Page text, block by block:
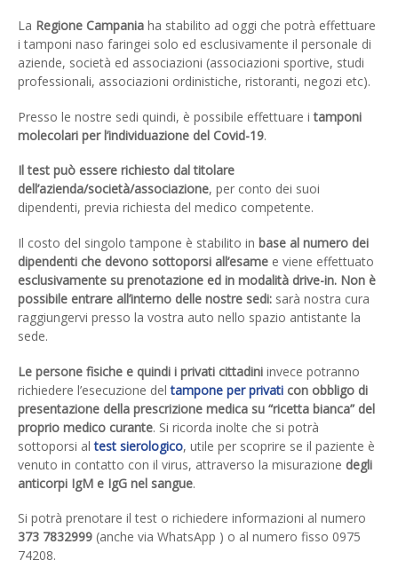
informazioni e prenota presso i
nostri Centri Analisi Biochimica
nel Vallo di Diano
La Regione Campania ha stabilito ad oggi che potrà effettuare
i tamponi naso faringei solo ed esclusivamente il personale di
aziende, società ed associazioni (associazioni sportive, studi
professionali, associazioni ordinistiche, ristoranti, negozi etc).
Presso le nostre sedi quindi, è possibile effettuare itamponi
molecolari per l’individuazione del Covid-19.
Il test può essere richiesto dal titolare
dell’azienda/società/associazione, per conto dei suoi
dipendenti, previa richiesta del medico competente.
Il costo del singolo tampone è stabilito in base al numero dei
dipendenti che devono sottoporsi all’esame e viene effettuato
esclusivamente su prenotazione ed in modalità drive-in. Non è
possibile entrare all’interno delle nostre sedi: sarà nostra cura
raggiungervi presso la vostra auto nello spazio antistante la
sede.
Le persone fisiche e quindi i privati cittadini invece potranno
richiedere l’esecuzione deltampone per privati con obbligo di
presentazione della prescrizione medica su “ricetta bianca” del
proprio medico curante. Si ricorda inolte che si potrà
sottoporsi altest sierologico, utile per scoprire se il paziente è
venuto in contatto con il virus, attraverso la misurazione degli
anticorpi IgM e IgG nel sangue.
Si potrà prenotare il test o richiedere informazioni al numero
373 7832999 (anche via WhatsApp ) o al numero fisso 0975
74208.